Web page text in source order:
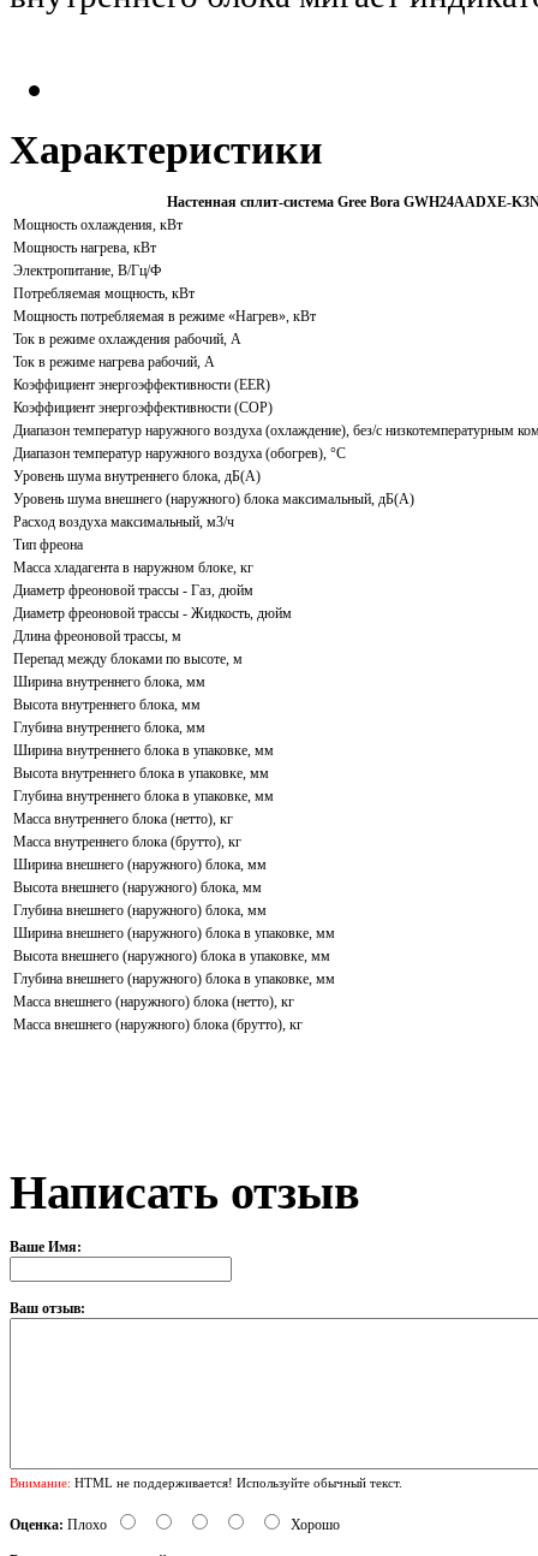
Характеристики
Настенная сплит-система Gree Bora GWH24AADXE-
Мощность охлаждения, кВт
Мощность нагрева, кВт
Электропитание, В/Гц/Ф
Потребляемая мощность, кВт
Мощность потребляемая в режиме «Нагрев», кВт
Ток в режиме охлаждения рабочий, А
Ток в режиме нагрева рабочий, А
Коэффициент энергоэффективности (EER)
Коэффициент энергоэффективности (COP)
Диапазон температур наружного воздуха (охлаждение), без/с низкотемпературным
Диапазон температур наружного воздуха (обогрев), °С
Уровень шума внутреннего блока, дБ(А)
Уровень шума внешнего (наружного) блока максимальный, дБ(А)
Расход воздуха максимальный, м3/ч
Тип фреона
Масса хладагента в наружном блоке, кг
Диаметр фреоновой трассы - Газ, дюйм
Диаметр фреоновой трассы - Жидкость, дюйм
Длина фреоновой трассы, м
Перепад между блоками по высоте, м
Ширина внутреннего блока, мм
Высота внутреннего блока, мм
Глубина внутреннего блока, мм
Ширина внутреннего блока в упаковке, мм
Высота внутреннего блока в упаковке, мм
Глубина внутреннего блока в упаковке, мм
Масса внутреннего блока (нетто), кг
Масса внутреннего блока (брутто), кг
Ширина внешнего (наружного) блока, мм
Высота внешнего (наружного) блока, мм
Глубина внешнего (наружного) блока, мм
Ширина внешнего (наружного) блока в упаковке, мм
Высота внешнего (наружного) блока в упаковке, мм
Глубина внешнего (наружного) блока в упаковке, мм
Масса внешнего (наружного) блока (нетто), кг
Масса внешнего (наружного) блока (брутто), кг
Написать отзыв
Ваше Имя:
Ваш отзыв:
Внимание: HTML не поддерживается! Используйте обычный текст.
Оценка: Плохо Хорошо